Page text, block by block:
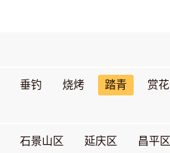
垂钓 烧烤 踏青 赏花
石景山区 延庆区 昌平区